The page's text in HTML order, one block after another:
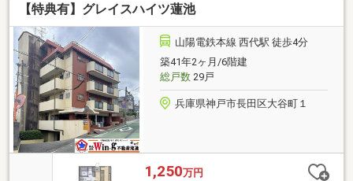
【特典有】グレイスハイツ蓮池
山陽電鉄本線 西代駅 徒歩4分
築41年2ヶ月/6階建
総戸数29戸
兵庫県神戸市長田区大谷町１
1,250万円